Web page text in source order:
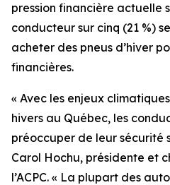
pression financière actuelle
conducteur sur cinq (21 %)
acheter des pneus d’hiver
financières.
« Avec les enjeux
hivers au Québec, les
préoccuper de leur sécurité
Carol Hochu, présidente et
l’ACPC. « La plupart des